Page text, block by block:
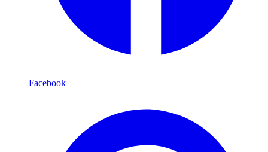
Facebook